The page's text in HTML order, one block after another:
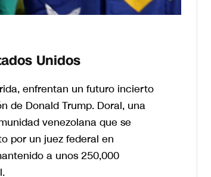
Unidos
enfrentan un futuro incierto
de Donald Trump. Doral, una
venezolana que se
por un juez federal en
a unos 250,000